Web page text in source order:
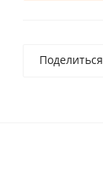
Поделиться